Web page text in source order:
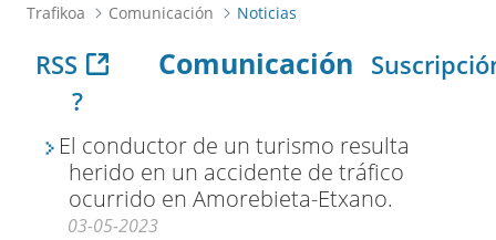
Trafikoa Comunicación Noticias
RSS
?
Comunicación
El conductor de un turismo resulta
herido en un accidente de tráfico
ocurrido en Amorebieta-Etxano.
03-05-2023